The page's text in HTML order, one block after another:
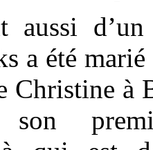
aussi
a été
Christine à